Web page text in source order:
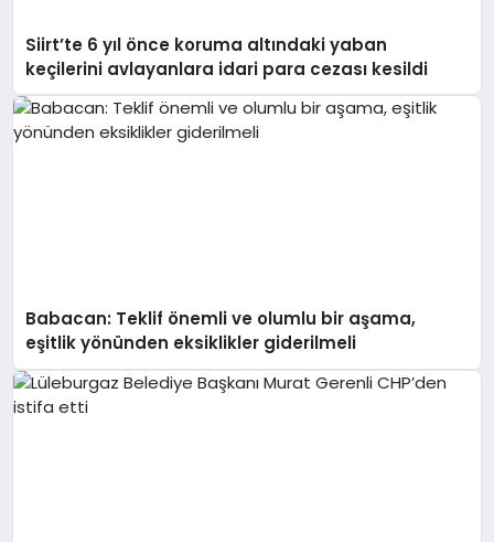
Siirt’te 6 yıl önce koruma altındaki yaban
keçilerini avlayanlara idari para cezası kesildi
Babacan: Teklif önemli ve olumlu bir aşama,
eşitlik yönünden eksiklikler giderilmeli